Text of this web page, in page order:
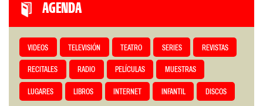
AGENDA
VIDEOS TELEVISIÓN TEATRO SERIES REVISTAS
RECITALES RADIO PELÍCULAS MUESTRAS
LUGARES LIBROS INTERNET INFANTIL DISCOS